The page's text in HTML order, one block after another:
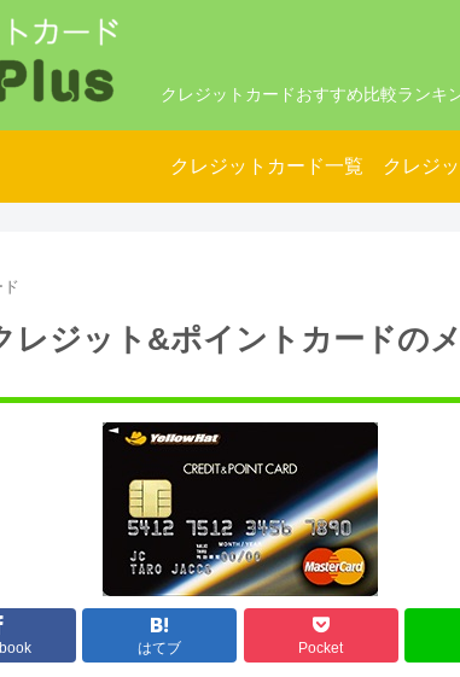
クレジットカードおすすめ比較ランキ
クレジットカード一覧 クレジ
レジット&ポイントカードの
はてブ Pocket